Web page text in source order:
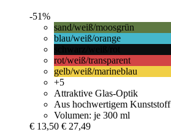
-51%
sand/weiß/moosgrün
blau/weiß/orange
rot/weiß/transparent
gelb/weiß/marineblau
+5
Attraktive Glas-Optik
Aus hochwertigem Kunststoff
Volumen: je 300 ml
€ 13,50 € 27,49